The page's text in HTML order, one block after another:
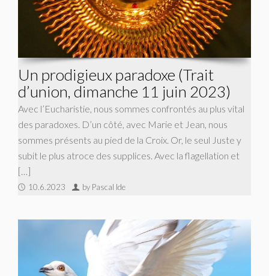
Un prodigieux paradoxe (Trait
d’union, dimanche 11 juin 2023)
Avec l’Eucharistie, nous sommes confrontés au plus vital
des paradoxes. D’un côté, avec Marie et Jean, nous
sommes présents au pied de la Croix. Or, le seul Juste y
subit le plus atroce des supplices. Avec la flagellation et
[…]
10.6.2023 by Pascal Ide